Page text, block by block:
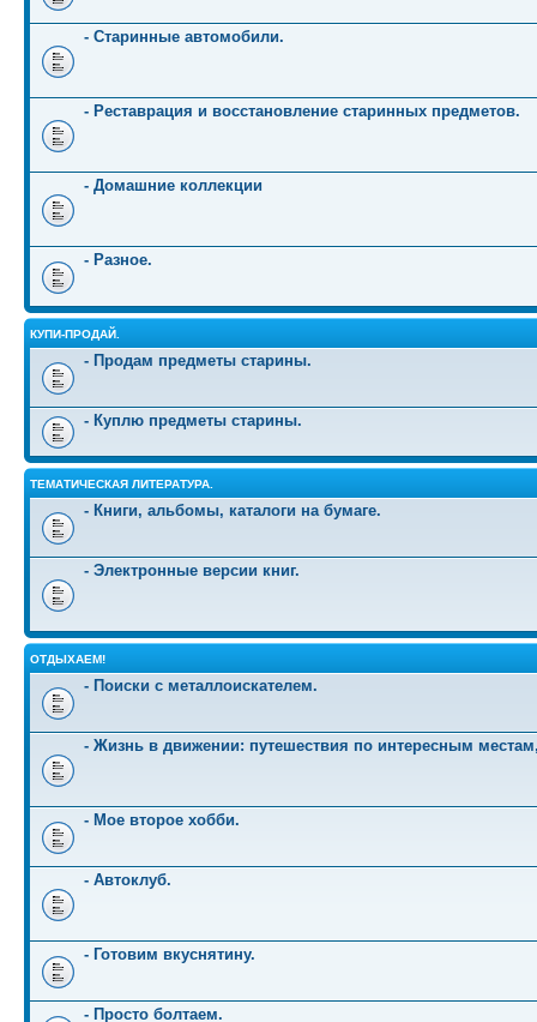
- Старинные автомобили.
- Реставрация и восстановление старинных предметов.
- Домашние коллекции
- Разное.
КУПИ-ПРОДАЙ.
- Продам предметы старины.
- Куплю предметы старины.
ТЕМАТИЧЕСКАЯ ЛИТЕРАТУРА.
- Книги, альбомы, каталоги на бумаге.
- Электронные версии книг.
ОТДЫХАЕМ!
- Поиски с металлоискателем.
- Жизнь в движении: путешествия по интересным
- Мое второе хобби.
- Автоклуб.
- Готовим вкуснятину.
- Просто болтаем.